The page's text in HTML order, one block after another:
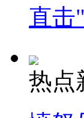
直击
热点